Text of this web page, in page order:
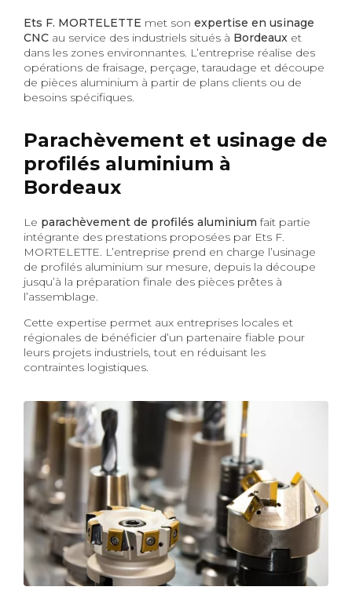
Ets F. MORTELETTE met son expertise en usinage
CNC au service des industriels situés à Bordeaux et
dans les zones environnantes. L’entreprise réalise des
opérations de fraisage, perçage, taraudage et découpe
de pièces aluminium à partir de plans clients ou de
besoins spécifiques.
Parachèvement et usinage de
profilés aluminium à
Bordeaux
Le parachèvement de profilés aluminium fait partie
intégrante des prestations proposées par Ets F.
MORTELETTE. L’entreprise prend en charge l’usinage
de profilés aluminium sur mesure, depuis la découpe
jusqu’à la préparation finale des pièces prêtes à
l’assemblage.
Cette expertise permet aux entreprises locales et
régionales de bénéficier d’un partenaire fiable pour
leurs projets industriels, tout en réduisant les
contraintes logistiques.